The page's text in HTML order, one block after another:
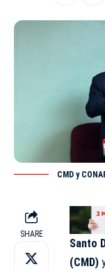
CMD y
SHARE
Santo
(CMD)